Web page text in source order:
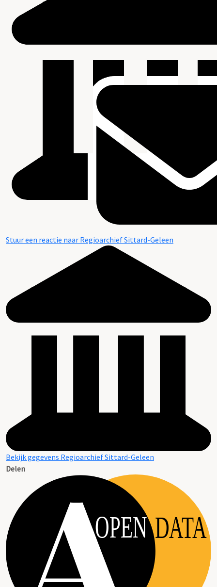
Stuur een reactie naar Regioarchief Sittard-Geleen
Bekijk gegevens Regioarchief Sittard-Geleen
Delen
OPEN DATA